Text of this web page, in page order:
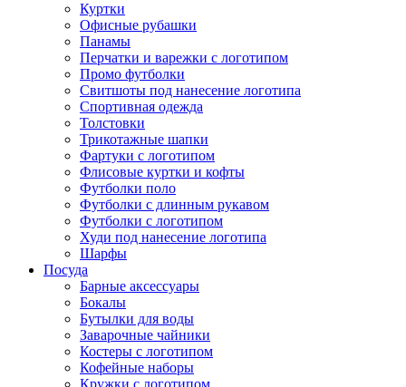
Куртки
Офисные рубашки
Панамы
Перчатки и варежки с логотипом
Промо футболки
Свитшоты под нанесение логотипа
Спортивная одежда
Толстовки
Трикотажные шапки
Фартуки с логотипом
Флисовые куртки и кофты
Футболки поло
Футболки с длинным рукавом
Футболки с логотипом
Худи под нанесение логотипа
Шарфы
Посуда
Барные аксессуары
Бокалы
Бутылки для воды
Заварочные чайники
Костеры с логотипом
Кофейные наборы